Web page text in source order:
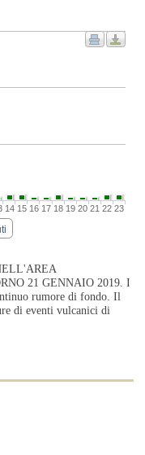
14 15 16 17 18 19 20 21 22 23
21 GENNAIO 2019. I
rumore di fondo. Il
di eventi vulcanici di